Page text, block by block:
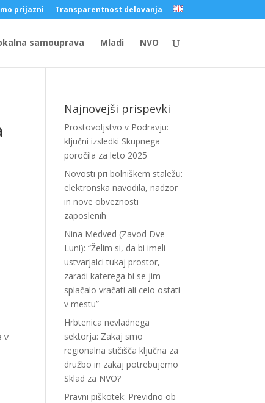
prijazni Transparentnost delovanja
samouprava Mladi NVO
v
Najnovejši prispevki
Prostovoljstvo v Podravju:
ključni izsledki Skupnega
poročila za leto 2025
Novosti pri bolniškem staležu:
elektronska navodila, nadzor
in nove obveznosti
zaposlenih
Nina Medved (Zavod Dve
Luni): “Želim si, da bi imeli
ustvarjalci tukaj prostor,
zaradi katerega bi se jim
splačalo vračati ali celo ostati
v mestu”
Hrbtenica nevladnega
sektorja: Zakaj smo
regionalna stičišča ključna za
družbo in zakaj potrebujemo
Sklad za NVO?
Pravni piškotek: Previdno ob